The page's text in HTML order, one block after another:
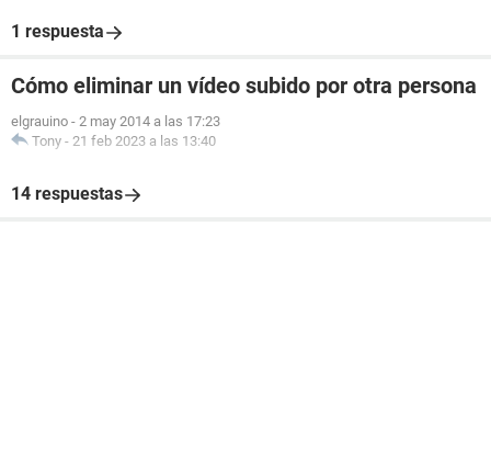
1 respuesta
Cómo eliminar un vídeo subido por otra persona
elgrauino - 2 may 2014 a las 17:23
Tony - 21 feb 2023 a las 13:40
14 respuestas